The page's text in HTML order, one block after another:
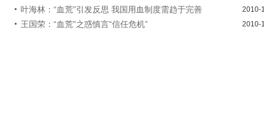
叶海林：“血荒”引发反思 我国用血制度需趋于完善 2010-
王国荣：“血荒”之惑慎言“信任危机” 2010-